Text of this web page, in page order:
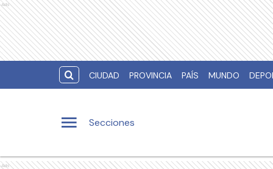
Ads
CIUDAD PROVINCIA PAÍS MUNDO
Secciones
Ads